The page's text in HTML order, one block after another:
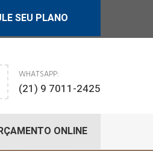
SEU PLANO
WHATSAPP:
(21) 9 7011-2425
ONLINE